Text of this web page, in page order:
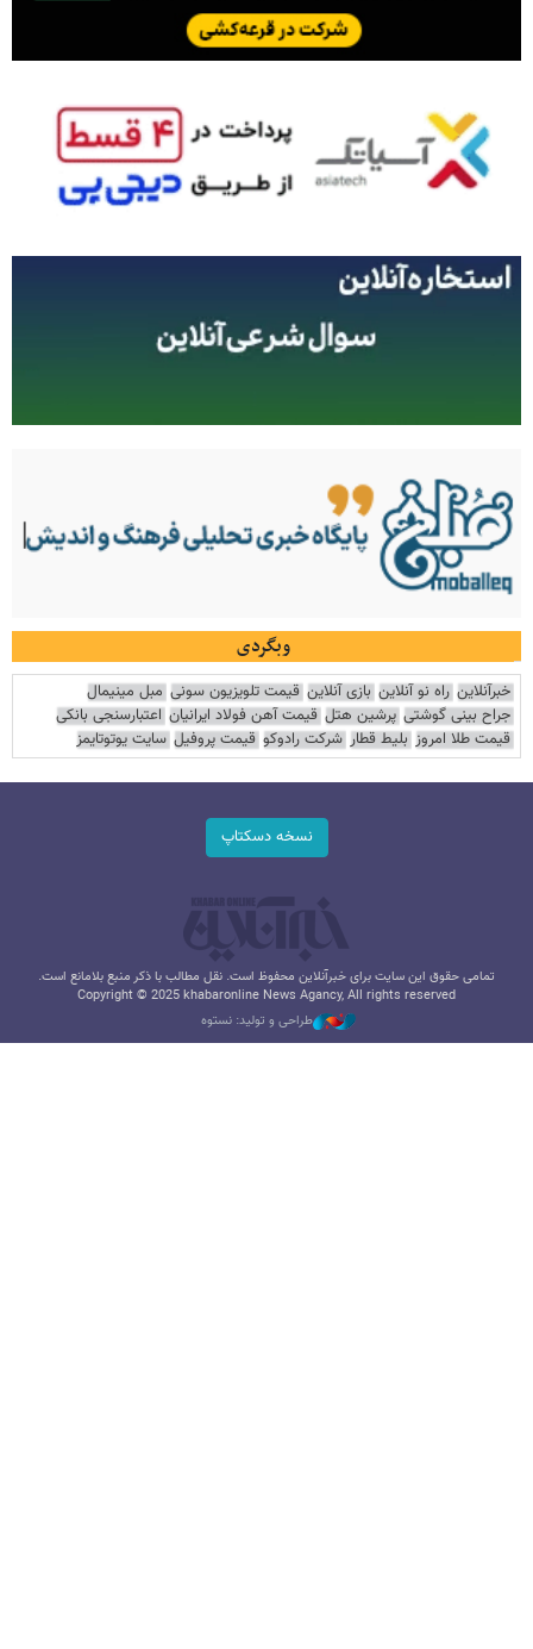
وبگردی
خبرآنلاین راه نو آنلاین بازی آنلاین قیمت تلویزیون سونی مبل مینیمال
جراح بینی گوشتی پرشین هتل قیمت آهن فولاد ایرانیان اعتبارسنجی بانکی
قیمت طلا امروز بلیط قطار شرکت رادوکو قیمت پروفیل سایت یوتوتایمز
نسخه دسکتاپ
تمامی حقوق این سایت برای خبرآنلاین محفوظ است. نقل مطالب با ذکر منبع بلامانع است.
Copyright © 2025 khabaronline News Agancy, All rights reserved
طراحی و تولید: نستوه